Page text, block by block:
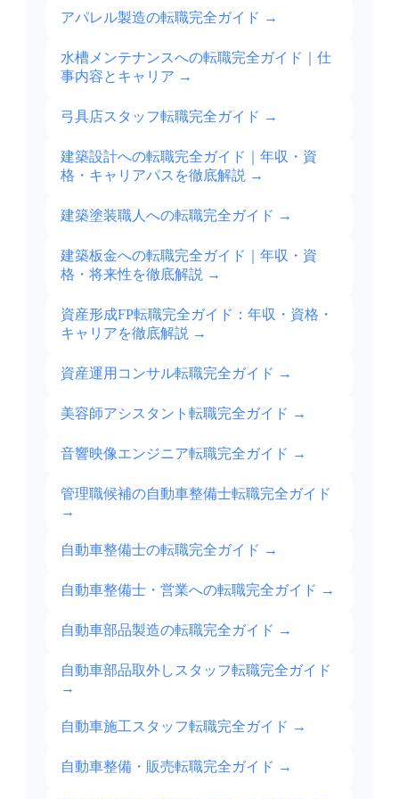
アパレル製造の転職完全ガイド →
水槽メンテナンスへの転職完全ガイド｜仕
事内容とキャリア →
弓具店スタッフ転職完全ガイド →
建築設計への転職完全ガイド｜年収・資
格・キャリアパスを徹底解説 →
建築塗装職人への転職完全ガイド →
建築板金への転職完全ガイド｜年収・資
格・将来性を徹底解説 →
資産形成FP転職完全ガイド：年収・資格・
キャリアを徹底解説 →
資産運用コンサル転職完全ガイド →
美容師アシスタント転職完全ガイド →
音響映像エンジニア転職完全ガイド →
管理職候補の自動車整備士転職完全ガイド
→
自動車整備士の転職完全ガイド →
自動車整備士・営業への転職完全ガイド →
自動車部品製造の転職完全ガイド →
自動車部品取外しスタッフ転職完全ガイド
→
自動車施工スタッフ転職完全ガイド →
自動車整備・販売転職完全ガイド →